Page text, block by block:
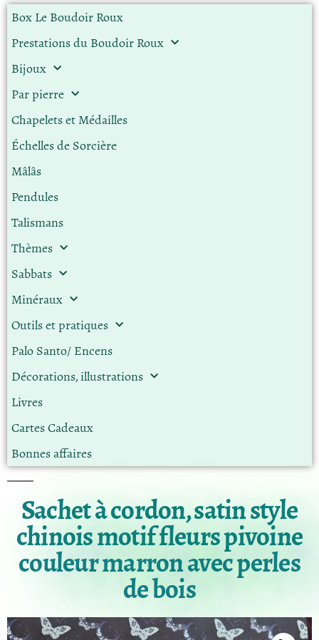
Box Le Boudoir Roux
Prestations du Boudoir Roux
Bijoux
Par pierre
Chapelets et Médailles
Échelles de Sorcière
Mâlâs
Pendules
Talismans
Thèmes
Sabbats
Minéraux
Outils et pratiques
Palo Santo/ Encens
Décorations, illustrations
Livres
Cartes Cadeaux
Bonnes affaires
Sachet à cordon, satin style
chinois motif fleurs pivoine
couleur marron avec perles
de bois